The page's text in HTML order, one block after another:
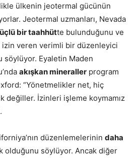
ülkenin jeotermal gücünün
Jeotermal uzmanları, Nevada
bir taahhütte bulunduğunu ve
veren verimli bir düzenleyici
Eyaletin Maden
akışkan mineraller program
: “Yönetmelikler net, hiç
değiller. İzinleri işleme koymamız
düzenlemelerinin daha
olduğunu söylüyor. Ancak diğer